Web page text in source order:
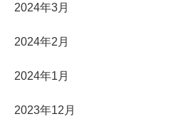
2024年3月
2024年2月
2024年1月
2023年12月